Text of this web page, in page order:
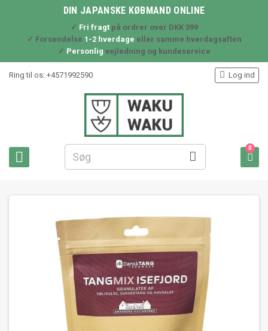
DIN JAPANSKE KØBMAND ONLINE
✓ Fri fragtpå ordrer over DKK 399
✓ Forsendelse 1-2 hverdage eller samme hverdagsaften
✓ Personlig vejledning og kundeservice
Ring til os: +4571992590
 
 Log ind

0